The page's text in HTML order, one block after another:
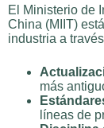
El Ministerio de
China (MIIT)
industria a
más
líneas de